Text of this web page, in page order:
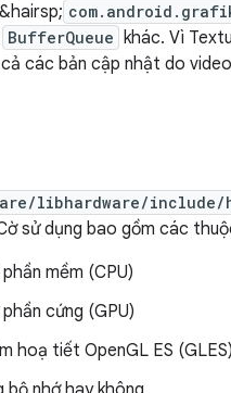
BufferQueue khác. Vì
các bản cập nhật do
libhardware/
sử dụng bao gồm các
mềm (CPU)
cứng (GPU)
hoạ tiết OpenGL ES